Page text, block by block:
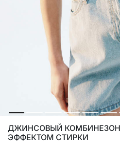
ДЖИНСОВЫЙ
ЭФФЕКТОМ СТИРКИ